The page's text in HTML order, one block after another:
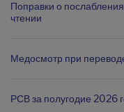
Поправки о
чтении
Медосмотр при
РСВ за полугодие 2026